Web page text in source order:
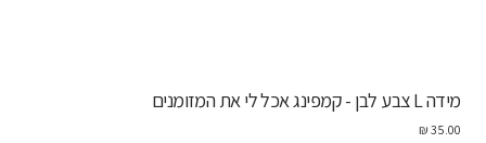
מידה L צבע לבן - קמפינג אכל לי את המזומנים
מחיר